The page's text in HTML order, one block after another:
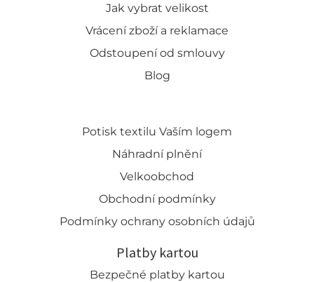
Jak vybrat velikost
Vrácení zboží a reklamace
Odstoupení od smlouvy
Blog
Potisk textilu Vaším logem
Náhradní plnění
Velkoobchod
Obchodní podmínky
Podmínky ochrany osobních údajů
Platby kartou
Bezpečné platby kartou